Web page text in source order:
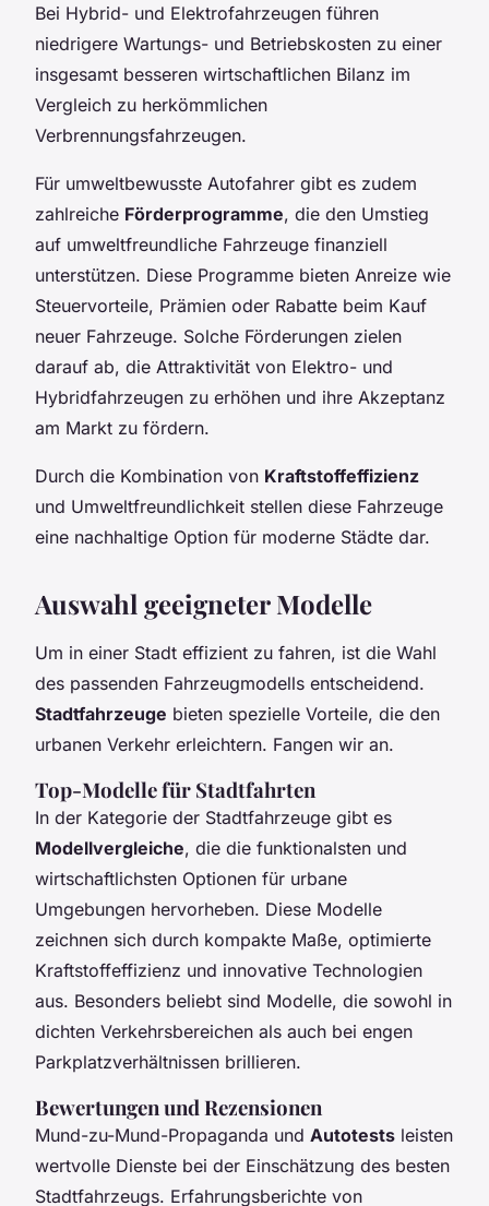
Bei Hybrid- und Elektrofahrzeugen führen
niedrigere Wartungs- und Betriebskosten zu einer
insgesamt besseren wirtschaftlichen Bilanz im
Vergleich zu herkömmlichen
Verbrennungsfahrzeugen.
Für umweltbewusste Autofahrer gibt es zudem
zahlreiche Förderprogramme, die den Umstieg
auf umweltfreundliche Fahrzeuge finanziell
unterstützen. Diese Programme bieten Anreize wie
Steuervorteile, Prämien oder Rabatte beim Kauf
neuer Fahrzeuge. Solche Förderungen zielen
darauf ab, die Attraktivität von Elektro- und
Hybridfahrzeugen zu erhöhen und ihre Akzeptanz
am Markt zu fördern.
Durch die Kombination von Kraftstoffeffizienz
und Umweltfreundlichkeit stellen diese Fahrzeuge
eine nachhaltige Option für moderne Städte dar.
Auswahl geeigneter Modelle
Um in einer Stadt effizient zu fahren, ist die Wahl
des passenden Fahrzeugmodells entscheidend.
Stadtfahrzeuge bieten spezielle Vorteile, die den
urbanen Verkehr erleichtern. Fangen wir an.
Top-Modelle für Stadtfahrten
In der Kategorie der Stadtfahrzeuge gibt es
Modellvergleiche, die die funktionalsten und
wirtschaftlichsten Optionen für urbane
Umgebungen hervorheben. Diese Modelle
zeichnen sich durch kompakte Maße, optimierte
Kraftstoffeffizienz und innovative Technologien
aus. Besonders beliebt sind Modelle, die sowohl in
dichten Verkehrsbereichen als auch bei engen
Parkplatzverhältnissen brillieren.
Bewertungen und Rezensionen
Mund-zu-Mund-Propaganda und Autotests leisten
wertvolle Dienste bei der Einschätzung des besten
Stadtfahrzeugs. Erfahrungsberichte von